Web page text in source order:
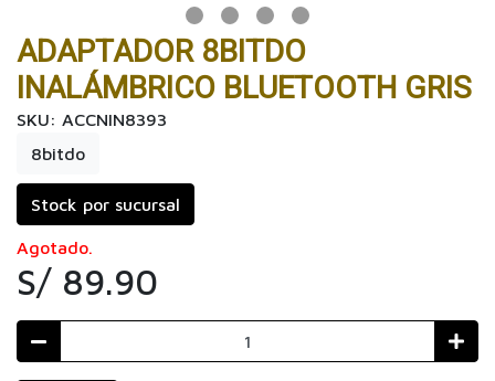
ADAPTADOR 8BITDO
INALÁMBRICO BLUETOOTH GRIS
SKU: ACCNIN8393
8bitdo
Stock por sucursal
Agotado.
S/ 89.90